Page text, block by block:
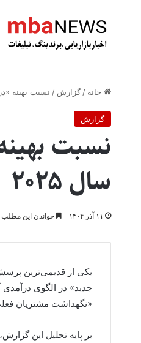
خانه / گزارش / نسبت بهینه
گزارش
نسبت
سال ۲۰۲۵
۱۱ آذر ۱۴۰۴ خواندن این مطلب 1 دقیقه زمان میبرد
یکی از قدیمی‌ترین
جدید» در الگوی درآمدی
«نگهداشت مشتریان